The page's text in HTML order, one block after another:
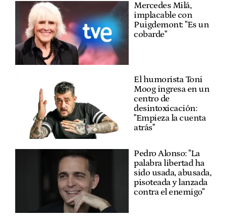
Mercedes Milá,
implacable con
Puigdemont: "Es un
cobarde"
El humorista Toni
Moog ingresa en un
centro de
desintoxicación:
"Empieza la cuenta
atrás"
Pedro Alonso: "La
palabra libertad ha
sido usada, abusada,
pisoteada y lanzada
contra el enemigo"